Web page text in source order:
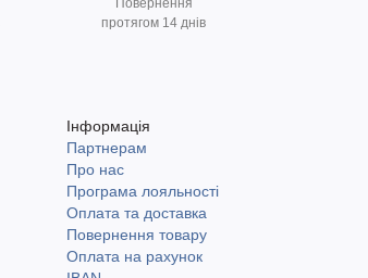
Повернення
протягом 14 днів
Інформація
Партнерам
Про нас
Програма лояльності
Оплата та доставка
Повернення товару
Оплата на рахунок